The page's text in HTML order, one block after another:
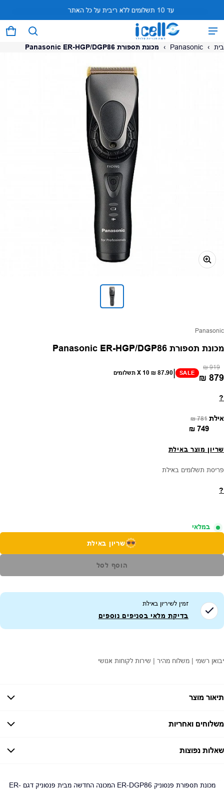
עד 10 תשלומים ללא ריבית על כל האתר
0 פריטים
המוצר נוסף לעגלה
צפה בעגלה ()
לתשלום
בית ›
Panasonic
› מכונת תספורת Panasonic ER-HGP/DGP86
ספק:
Panasonic
מכונת תספורת Panasonic ER-HGP/DGP86
מחיר רגיל919 ₪מחיר מבצע
879 ₪
SALE
|
87.90 ₪ X 10 תשלומים
?
אילת מחיר רגיל781 ₪מחיר מבצע
749 ₪
שריון מוצר באילת
פריסת תשלומים באילת
?
במלאי
שריון באילת
הוסף לסל
זמין לשיריון באילת
בדיקת מלאי בסניפים נוספים
יבואן רשמי | משלוח מהיר | שירות לקוחות אנושי
תיאור מוצר
משלוחים ואחריות
זמן אספקה: עד 7 ימי עסקים
שאלות נפוצות
האם ניתן לחלק תשלומים?כן, עד 10 תשלומים ללא ריבית.
על המוצר
מכונת תספורת פנסוניק ER-DGP86 המכונה החדשה מבית פנסוניק דגם ER-